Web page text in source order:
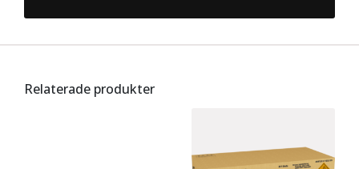
Relaterade produkter